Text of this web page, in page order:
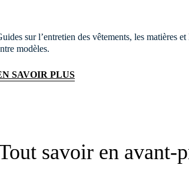
sur l’entretien des vêtements, les matières
modèles.
SAVOIR PLUS
savoir en avant-